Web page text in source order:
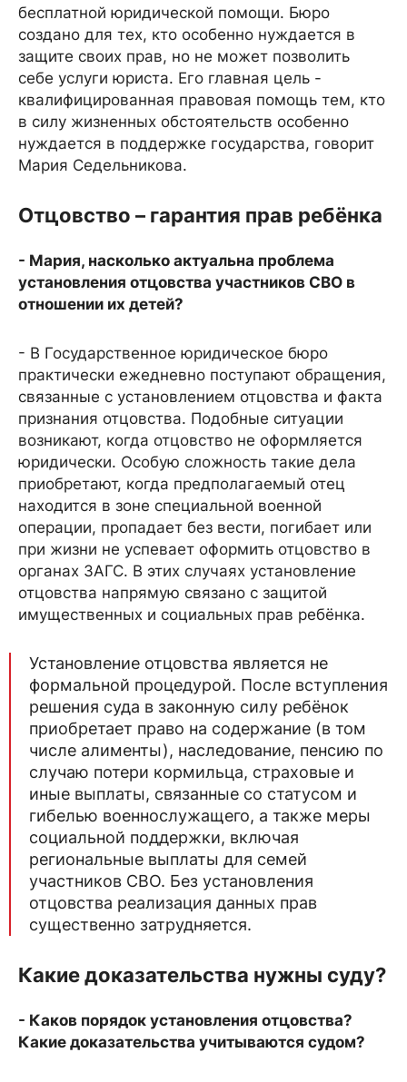
бесплатной юридической помощи. Бюро
создано для тех, кто особенно нуждается в
защите своих прав, но не может позволить
себе услуги юриста. Его главная цель -
квалифицированная правовая помощь тем, кто
в силу жизненных обстоятельств особенно
нуждается в поддержке государства, говорит
Мария Седельникова.
Отцовство – гарантия прав ребёнка
- Мария, насколько актуальна проблема
установления отцовства участников СВО в
отношении их детей?
- В Государственное юридическое бюро
практически ежедневно поступают обращения,
связанные с установлением отцовства и факта
признания отцовства. Подобные ситуации
возникают, когда отцовство не оформляется
юридически. Особую сложность такие дела
приобретают, когда предполагаемый отец
находится в зоне специальной военной
операции, пропадает без вести, погибает или
при жизни не успевает оформить отцовство в
органах ЗАГС. В этих случаях установление
отцовства напрямую связано с защитой
имущественных и социальных прав ребёнка.
Установление отцовства является не
формальной процедурой. После вступления
решения суда в законную силу ребёнок
приобретает право на содержание (в том
числе алименты), наследование, пенсию по
случаю потери кормильца, страховые и
иные выплаты, связанные со статусом и
гибелью военнослужащего, а также меры
социальной поддержки, включая
региональные выплаты для семей
участников СВО. Без установления
отцовства реализация данных прав
существенно затрудняется.
Какие доказательства нужны суду?
- Каков порядок установления отцовства?
Какие доказательства учитываются судом?